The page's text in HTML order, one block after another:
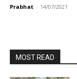
Prabhat - 14/07/2021
MOST READ